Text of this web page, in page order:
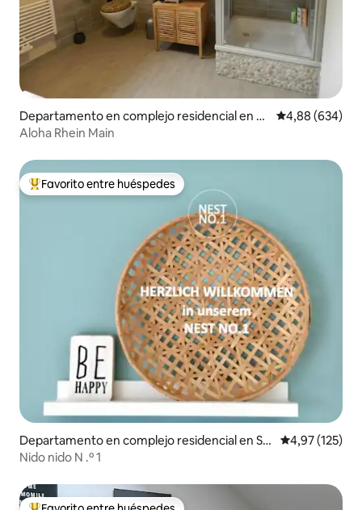
Departamento en complejo residencial en N
eu-Isenburg
Calificación
4,88 (634)
Aloha Rhein Main
Favorito entre los huéspedes más destacados
Favorito entre huéspedes
Departamento en complejo residencial en Sel
igenstadt
Calificación
4,97 (125)
Nido nido N .º 1